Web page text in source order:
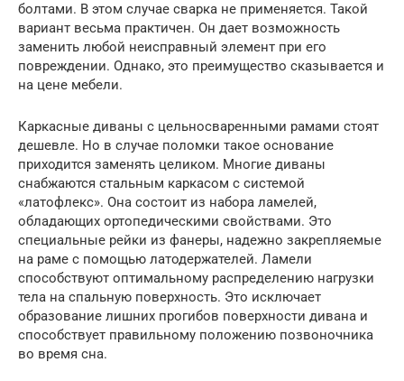
болтами. В этом случае сварка не применяется. Такой
вариант весьма практичен. Он дает возможность
заменить любой неисправный элемент при его
повреждении. Однако, это преимущество сказывается и
на цене мебели.
Каркасные диваны с цельносваренными рамами стоят
дешевле. Но в случае поломки такое основание
приходится заменять целиком. Многие диваны
снабжаются стальным каркасом с системой
«латофлекс». Она состоит из набора ламелей,
обладающих ортопедическими свойствами. Это
специальные рейки из фанеры, надежно закрепляемые
на раме с помощью латодержателей. Ламели
способствуют оптимальному распределению нагрузки
тела на спальную поверхность. Это исключает
образование лишних прогибов поверхности дивана и
способствует правильному положению позвоночника
во время сна.